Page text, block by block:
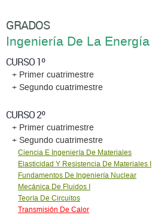
GRADOS
Ingeniería De La Energía
CURSO 1º
+ Primer cuatrimestre
+ Segundo cuatrimestre
CURSO 2º
+ Primer cuatrimestre
+ Segundo cuatrimestre
Ciencia E Ingeniería De Materiales
Elasticidad Y Resistencia De Materiales I
Fundamentos De Ingeniería Nuclear
Mecánica De Fluidos I
Teoría De Circuitos
Transmisión De Calor